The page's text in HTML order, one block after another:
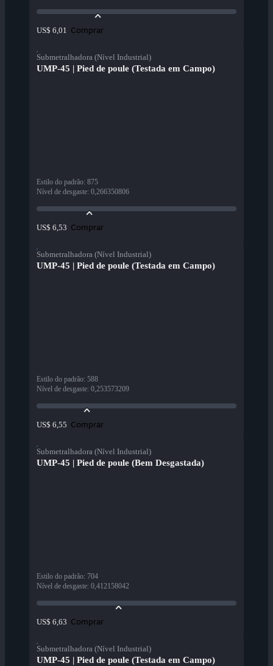
US$ 6,01 Comprar
Submetralhadora (Nível Industrial)
UMP-45 | Pied de poule (Testada em Campo)
Estilo do padrão: 875
Nível de desgaste: 0,266350806
US$ 6,53 Comprar
Submetralhadora (Nível Industrial)
UMP-45 | Pied de poule (Testada em Campo)
Estilo do padrão: 588
Nível de desgaste: 0,253573209
US$ 6,55 Comprar
Submetralhadora (Nível Industrial)
UMP-45 | Pied de poule (Bem Desgastada)
Estilo do padrão: 704
Nível de desgaste: 0,412158042
US$ 6,63 Comprar
Submetralhadora (Nível Industrial)
UMP-45 | Pied de poule (Testada em Campo)